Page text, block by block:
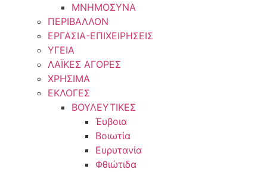
ΜΝΗΜΟΣΥΝΑ
ΠΕΡΙΒΑΛΛΟΝ
ΕΡΓΑΣΙΑ-ΕΠΙΧΕΙΡΗΣΕΙΣ
ΥΓΕΙΑ
ΛΑΪΚΕΣ ΑΓΟΡΕΣ
ΧΡΗΣΙΜΑ
ΕΚΛΟΓΕΣ
ΒΟΥΛΕΥΤΙΚΕΣ
Έυβοια
Βοιωτία
Ευρυτανία
Φθιώτιδα